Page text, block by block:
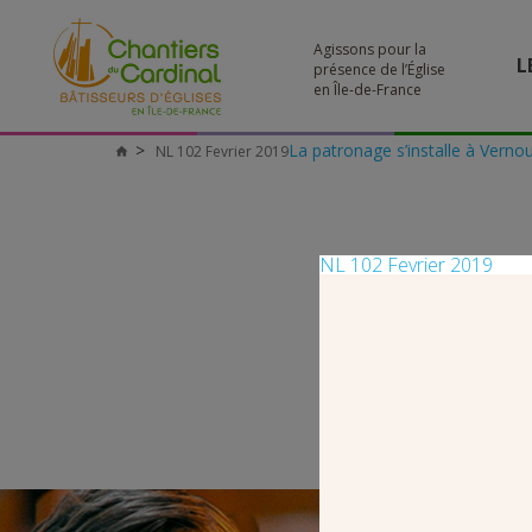
Agissons pour la
présence de l’Église
en Île-de-France
Chantiers
La patronage s’installe à
NL 102 Fevrier 2019
NL 102 Fevrier 2019